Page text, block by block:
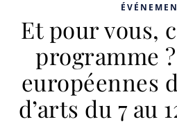
Et pour vous,
programme
européennes
d’arts du 7 au